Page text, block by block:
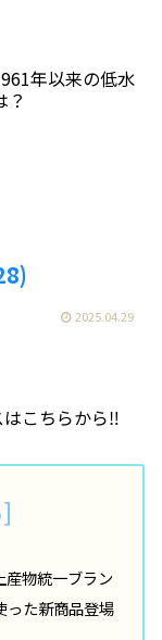
年以来の低水
？
2025.04.29
こちらから‼️
産物統一ブラン
った新商品登場